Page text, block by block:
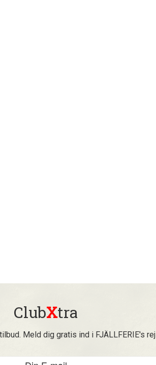
ClubXtra
Meld dig gratis ind i FJÄLLFERIE's